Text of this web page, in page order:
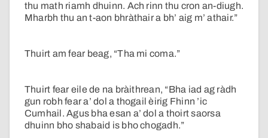
thu math riamh dhuinn. Ach rinn thu cron an-diugh.
Mharbh thu an t-aon bhràthair a bh’ aig m’ athair.”
Thuirt am fear beag, “Tha mi coma.”
Thuirt fear eile de na bràithrean, “Bha iad ag ràdh
gun robh fear a’ dol a thogail èirig Fhinn ’ic
Cumhail. Agus bha esan a’ dol a thoirt saorsa
dhuinn bho shabaid is bho chogadh.”